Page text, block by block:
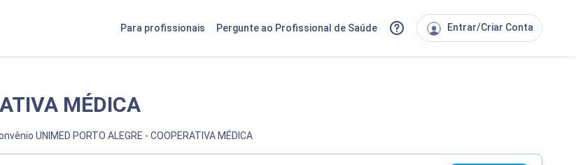
Para profissionais Pergunte ao Profissional de Saúde Entrar/Criar Conta
MÉDICA
UNIMED PORTO ALEGRE - COOPERATIVA MÉDICA